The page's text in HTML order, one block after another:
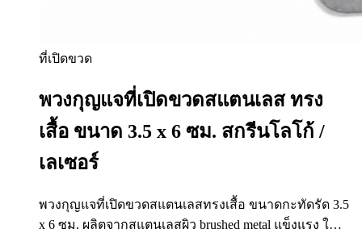
ที่เปิดขวด
พวงกุญแจที่เปิดขวดสแตนเลส ทรง
เสื้อ ขนาด 3.5 x 6 ซม. สกรีนโลโก้ /
เลเซอร์
พวงกุญแจที่เปิดขวดสแตนเลสทรงเสื้อ ขนาดกะทัดรัด 3.5
x 6 ซม. ผลิตจากสแตนเลสผิว brushed metal แข็งแรง ใช้